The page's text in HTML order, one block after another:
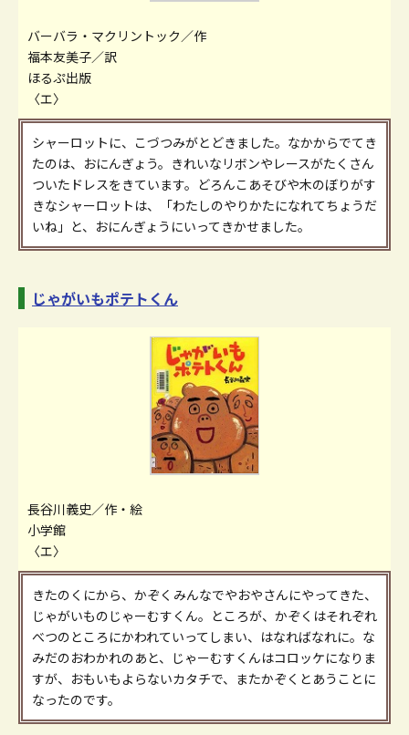
バーバラ・マクリントック／作
福本友美子／訳
ほるぷ出版
〈エ〉
シャーロットに、こづつみがとどきました。なかからでてき
たのは、おにんぎょう。きれいなリボンやレースがたくさん
ついたドレスをきています。どろんこあそびや木のぼりがす
きなシャーロットは、「わたしのやりかたになれてちょうだ
いね」と、おにんぎょうにいってきかせました。
じゃがいもポテトくん
長谷川義史／作・絵
小学館
〈エ〉
きたのくにから、かぞくみんなでやおやさんにやってきた、
じゃがいものじゃーむすくん。ところが、かぞくはそれぞれ
べつのところにかわれていってしまい、はなればなれに。な
みだのおわかれのあと、じゃーむすくんはコロッケになりま
すが、おもいもよらないカタチで、またかぞくとあうことに
なったのです。